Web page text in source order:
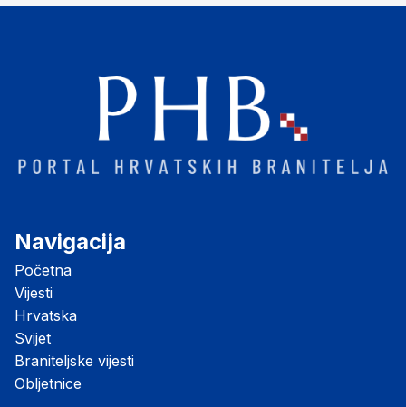
Navigacija
Početna
Vijesti
Hrvatska
Svijet
Braniteljske vijesti
Obljetnice